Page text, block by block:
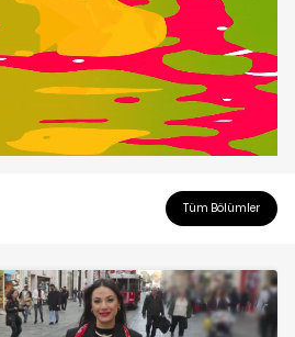
Play
Video
Tüm Bölümler